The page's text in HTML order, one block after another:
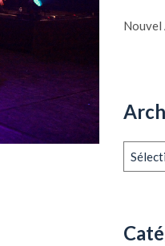
Nouvel